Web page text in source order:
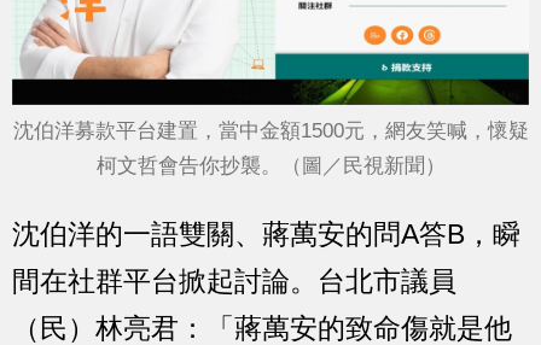
沈伯洋募款平台建置，當中金額1500元，網友笑喊，懷疑
柯文哲會告你抄襲。（圖／民視新聞）
沈伯洋的一語雙關、蔣萬安的問A答B，瞬
間在社群平台掀起討論。台北市議員
（民）林亮君：「蔣萬安的致命傷就是他